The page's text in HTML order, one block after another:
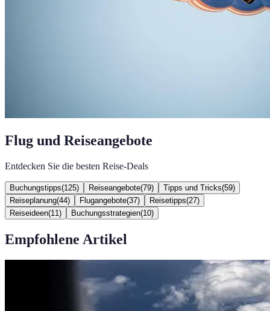
Flug und Reiseangebote
Entdecken Sie die besten Reise-Deals
Buchungstipps(125) Reiseangebote(79) Tipps und Tricks(59)
Reiseplanung(44) Flugangebote(37) Reisetipps(27)
Reiseideen(11 ) Buchungsstrategien(10)
Empfohlene Artikel